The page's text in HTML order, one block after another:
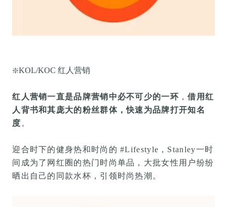
❇️KOL/KOC 红人营销
红人营销一直是品牌营销中必不可少的一环 ，借用红
人背书和其庞大的粉丝群体，快速为品牌打开知名
度 。
迎合时下的健身热和时尚的 #Lifestyle，Stanley一时
间成为了网红圈的热门时尚单品， 大批女性用户纷纷
晒出自己的 同款水杯，引领时尚热潮 。